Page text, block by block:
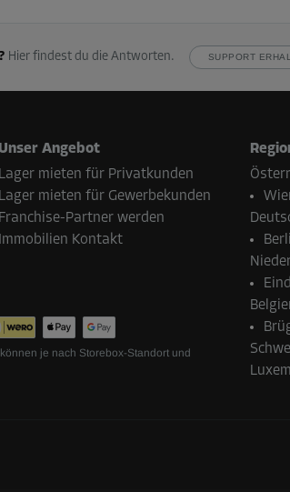
Hier findest du die Antworten. SUPPORT
Angebot
Lager mieten für Privatkunden
Lager mieten für Gewerbekunden
Franchise-Partner werden
Immobilien Kontakt
je nach Storebox-Standort und